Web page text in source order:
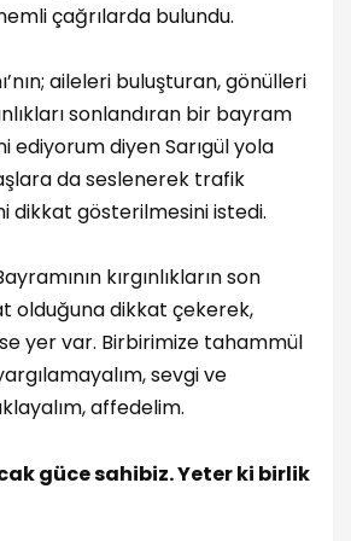
çağrılarda bulundu.
aileleri buluşturan, gönülleri
sonlandıran bir bayram
ediyorum diyen Sarıgül yola
da seslenerek trafik
dikkat gösterilmesini istedi.
kırgınlıkların son
olduğuna dikkat çekerek,
yer var. Birbirimize tahammül
sevgi ve
affedelim.
güce sahibiz. Yeter ki birlik